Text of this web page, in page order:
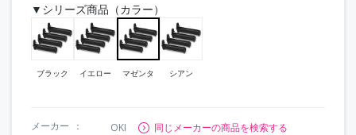
▼シリーズ商品（カラー）
ブラック イエロー マゼンタ シアン
メーカー OKI
同じメーカーの商品を検索する